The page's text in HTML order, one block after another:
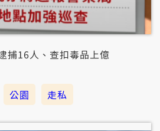
捕16人、查扣毒品上億
公園 走私